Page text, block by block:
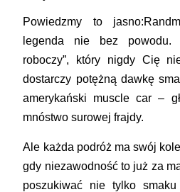
Powiedzmy to
legenda nie bez powodu.
roboczy”, który nigdy Cię
dostarczy potężną dawkę
amerykański muscle car –
mnóstwo surowej frajdy.
Ale każda podróż ma swój
gdy niezawodność to już za
poszukiwać nie tylko